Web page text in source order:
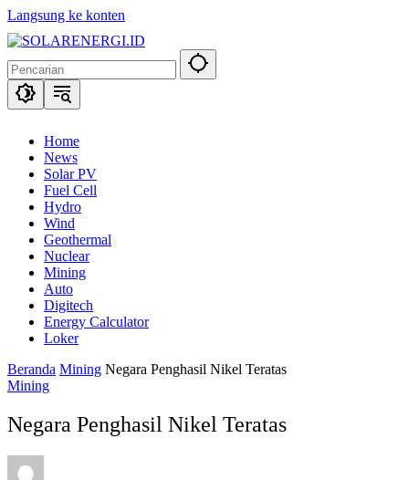
Langsung ke konten
Home
News
Solar PV
Fuel Cell
Hydro
Wind
Geothermal
Nuclear
Mining
Auto
Digitech
Energy Calculator
Loker
Beranda Mining Negara Penghasil Nikel Teratas
Mining
Negara Penghasil Nikel Teratas